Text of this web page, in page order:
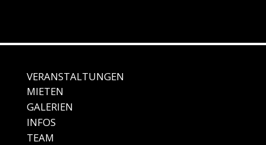
VERANSTALTUNGEN
MIETEN
GALERIEN
INFOS
TEAM